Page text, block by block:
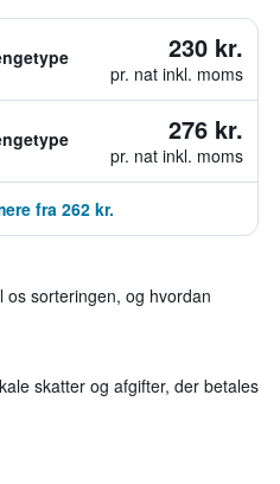
230 kr.
pr. nat inkl. moms
276 kr.
pr. nat inkl. moms
fra 262 kr.
os sorteringen, og hvordan
skatter og afgifter, der betales